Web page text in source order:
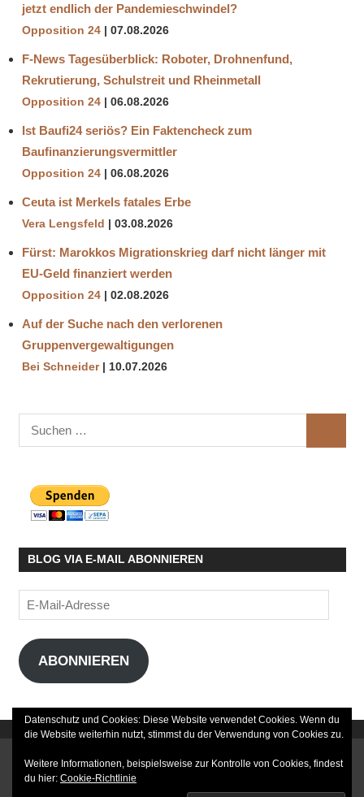
jetzt endlich der Pandemieschwindel?
Opposition 24 07.08.2026
F-News Tagesüberblick: Roboter, Drohnenfund,
Rekrutierung, Schulstreit und Rheinmetall
Opposition 24 06.08.2026
Ist Baufi24 seriös? Ein Faktencheck zum
Baufinanzierungsvermittler
Opposition 24 06.08.2026
Ceuta ist Merkels fatales Erbe
Vera Lengsfeld 03.08.2026
Fürst: Marokkos Migrationskrieg darf nicht länger mit
EU-Geld finanziert werden
Opposition 24 02.08.2026
Auf der Suche nach den verlorenen
Gruppenvergewaltigungen
Bei Schneider 10.07.2026
Suchen
nach:
BLOG VIA E-MAIL ABONNIEREN
E-
Mail-
Adresse
ABONNIEREN
Datenschutz und Cookies: Diese Website verwendet Cookies. Wenn du
die Website weiterhin nutzt, stimmst du der Verwendung von Cookies zu.
Weitere Informationen, beispielsweise zur Kontrolle von Cookies, findest
du hier: Cookie-Richtlinie